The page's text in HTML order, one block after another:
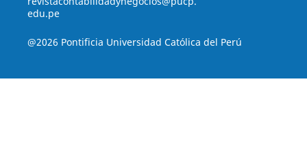
edu.pe
@2026 Pontificia Universidad Católica del Perú